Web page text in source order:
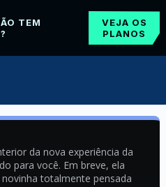
TEM
VEJA OS
PLANOS
da nova experiência da
para você. Em breve, ela
totalmente pensada